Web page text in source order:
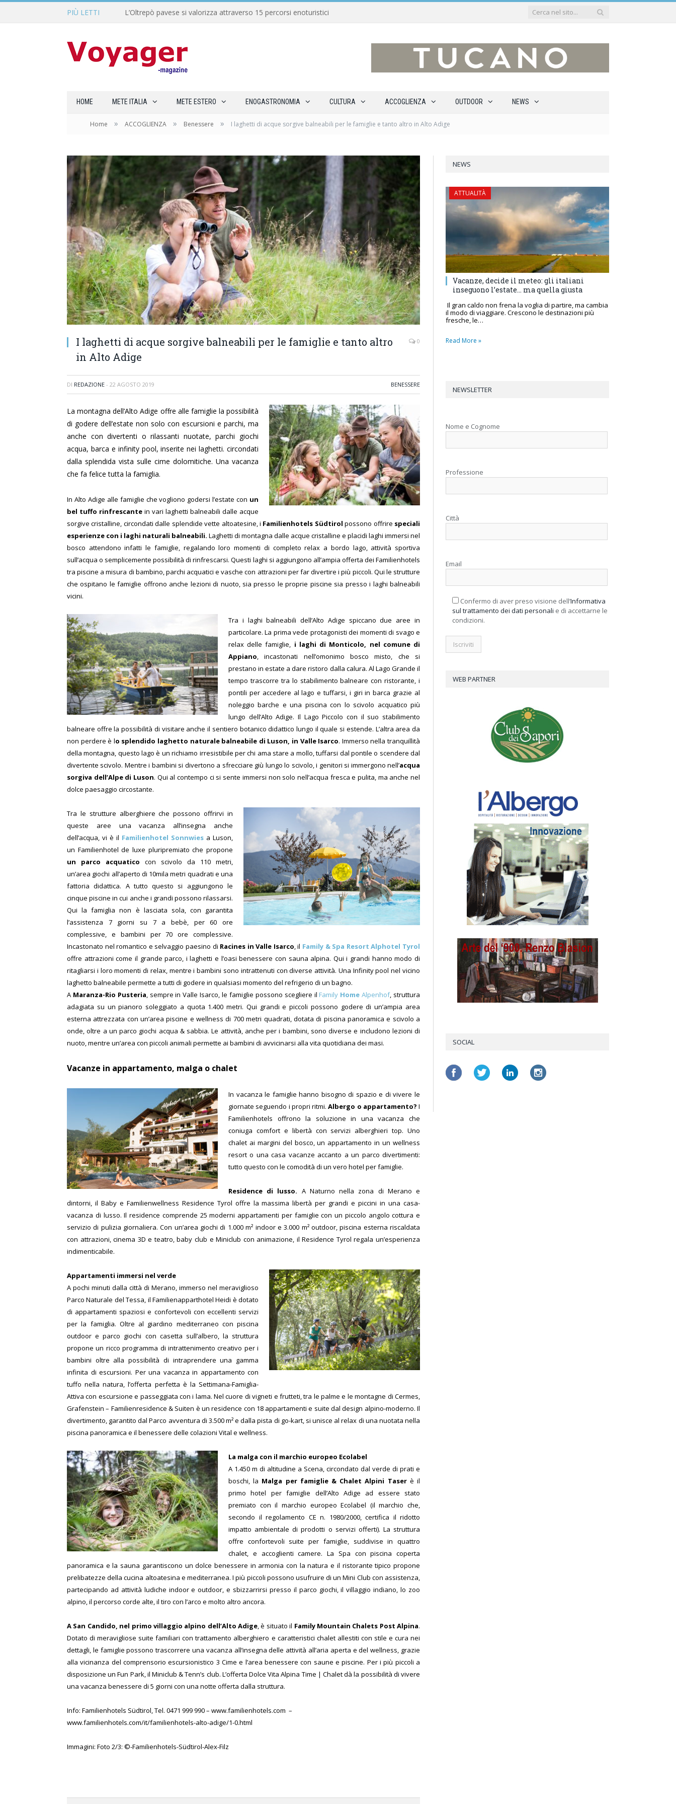
PIÙ LETTI L’Oltrepò pavese si valorizza attraverso 15 percorsi enoturistici
HOME METE ITALIA METE ESTERO ENOGASTRONOMIA CULTURA ACCOGLIENZA OUTDOOR NEWS
Home » ACCOGLIENZA » Benessere » I laghetti di acque sorgive balneabili per le famiglie e tanto altro in Alto Adige
I laghetti di acque sorgive balneabili per le famiglie e tanto altro
in Alto Adige
0
DI REDAZIONE - 22 AGOSTO 2019 BENESSERE
La montagna dell’Alto Adige offre alle famiglie la possibilità
di godere dell’estate non solo con escursioni e parchi, ma
anche con divertenti o rilassanti nuotate, parchi giochi
acqua, barca e infinity pool, inserite nei laghetti. circondati
dalla splendida vista sulle cime dolomitiche. Una vacanza
che fa felice tutta la famiglia.
In Alto Adige alle famiglie che vogliono godersi l’estate con un
bel tuffo rinfrescante in vari laghetti balneabili dalle acque
sorgive cristalline, circondati dalle splendide vette altoatesine, i Familienhotels Südtirol possono offrire speciali
esperienze con i laghi naturali balneabili. Laghetti di montagna dalle acque cristalline e placidi laghi immersi nel
bosco attendono infatti le famiglie, regalando loro momenti di completo relax a bordo lago, attività sportiva
sull’acqua o semplicemente possibilità di rinfrescarsi. Questi laghi si aggiungono all’ampia offerta dei Familienhotels
tra piscine a misura di bambino, parchi acquatici e vasche con attrazioni per far divertire i più piccoli. Qui le strutture
che ospitano le famiglie offrono anche lezioni di nuoto, sia presso le proprie piscine sia presso i laghi balneabili
vicini.
Tra i laghi balneabili dell’Alto Adige spiccano due aree in
particolare. La prima vede protagonisti dei momenti di svago e
relax delle famiglie, i laghi di Monticolo, nel comune di
Appiano, incastonati nell’omonimo bosco misto, che si
prestano in estate a dare ristoro dalla calura. Al Lago Grande il
tempo trascorre tra lo stabilimento balneare con ristorante, i
pontili per accedere al lago e tuffarsi, i giri in barca grazie al
noleggio barche e una piscina con lo scivolo acquatico più
lungo dell’Alto Adige. Il Lago Piccolo con il suo stabilimento
balneare offre la possibilità di visitare anche il sentiero botanico didattico lungo il quale si estende. L’altra area da
non perdere è lo splendido laghetto naturale balneabile di Luson, in Valle Isarco. Immerso nella tranquillità
della montagna, questo lago è un richiamo irresistibile per chi ama stare a mollo, tuffarsi dal pontile o scendere dal
divertente scivolo. Mentre i bambini si divertono a sfrecciare giù lungo lo scivolo, i genitori si immergono nell’acqua
sorgiva dell’Alpe di Luson. Qui al contempo ci si sente immersi non solo nell’acqua fresca e pulita, ma anche nel
dolce paesaggio circostante.
Tra le strutture alberghiere che possono offrirvi in
queste aree una vacanza all’insegna anche
dell’acqua, vi è il Familienhotel Sonnwies a Luson,
un Familienhotel de luxe pluripremiato che propone
un parco acquatico con scivolo da 110 metri,
un’area giochi all’aperto di 10mila metri quadrati e una
fattoria didattica. A tutto questo si aggiungono le
cinque piscine in cui anche i grandi possono rilassarsi.
Qui la famiglia non è lasciata sola, con garantita
l’assistenza 7 giorni su 7 a bebè, per 60 ore
complessive, e bambini per 70 ore complessive.
Incastonato nel romantico e selvaggio paesino di Racines in Valle Isarco, il Family & Spa Resort Alphotel Tyrol
offre attrazioni come il grande parco, i laghetti e l’oasi benessere con sauna alpina. Qui i grandi hanno modo di
ritagliarsi i loro momenti di relax, mentre i bambini sono intrattenuti con diverse attività. Una Infinity pool nel vicino
laghetto balneabile permette a tutti di godere in qualsiasi momento del refrigerio di un bagno.
A Maranza-Rio Pusteria, sempre in Valle Isarco, le famiglie possono scegliere il Family Home Alpenhof, struttura
adagiata su un pianoro soleggiato a quota 1.400 metri. Qui grandi e piccoli possono godere di un’ampia area
esterna attrezzata con un’area piscine e wellness di 700 metri quadrati, dotata di piscina panoramica e scivolo a
onde, oltre a un parco giochi acqua & sabbia. Le attività, anche per i bambini, sono diverse e includono lezioni di
nuoto, mentre un’area con piccoli animali permette ai bambini di avvicinarsi alla vita quotidiana dei masi.
Vacanze in appartamento, malga o chalet
In vacanza le famiglie hanno bisogno di spazio e di vivere le
giornate seguendo i propri ritmi.Albergo o appartamento? I
Familienhotels offrono la soluzione in una vacanza che
coniuga comfort e libertà con servizi alberghieri top. Uno
chalet ai margini del bosco, un appartamento in un wellness
resort o una casa vacanze accanto a un parco divertimenti:
tutto questo con le comodità di un vero hotel per famiglie.
Residence di lusso. A Naturno nella zona di Merano e
dintorni, il Baby e Familienwellness Residence Tyrol offre la massima libertà per grandi e piccini in una casa-
vacanza di lusso. Il residence comprende 25 moderni appartamenti per famiglie con un piccolo angolo cottura e
servizio di pulizia giornaliera. Con un’area giochi di 1.000 m² indoor e 3.000 m² outdoor, piscina esterna riscaldata
con attrazioni, cinema 3D e teatro, baby club e Miniclub con animazione, il Residence Tyrol regala un’esperienza
indimenticabile.
Appartamenti immersi nel verde
A pochi minuti dalla città di Merano, immerso nel meraviglioso
Parco Naturale del Tessa, il Familienapparthotel Heidi è dotato
di appartamenti spaziosi e confortevoli con eccellenti servizi
per la famiglia. Oltre al giardino mediterraneo con piscina
outdoor e parco giochi con casetta sull’albero, la struttura
propone un ricco programma di intrattenimento creativo per i
bambini oltre alla possibilità di intraprendere una gamma
infinita di escursioni. Per una vacanza in appartamento con
tuffo nella natura, l’offerta perfetta è la Settimana-Famiglia-
Attiva con escursione e passeggiata con i lama.Nel cuore di vigneti e frutteti, tra le palme e le montagne di Cermes,
Grafenstein – Familienresidence & Suiten è un residence con 18 appartamenti e suite dal design alpino-moderno. Il
divertimento, garantito dal Parco avventura di 3.500 m² e dalla pista di go-kart, si unisce al relax di una nuotata nella
piscina panoramica e il benessere delle colazioni Vital e wellness.
La malga con il marchio europeo Ecolabel
A 1.450 m di altitudine a Scena, circondato dal verde di prati e
boschi, la Malga per famiglie & Chalet Alpini Taserè il
primo hotel per famiglie dell’Alto Adige ad essere stato
premiato con il marchio europeo Ecolabel (il marchio che,
secondo il regolamento CE n. 1980/2000, certifica il ridotto
impatto ambientale di prodotti o servizi offerti). La struttura
offre confortevoli suite per famiglie, suddivise in quattro
chalet, e accoglienti camere. La Spa con piscina coperta
panoramica e la sauna garantiscono un dolce benessere in armonia con la natura e il ristorante tipico propone
prelibatezze della cucina altoatesina e mediterranea. I più piccoli possono usufruire di un Mini Club con assistenza,
partecipando ad attività ludiche indoor e outdoor, e sbizzarrirsi presso il parco giochi, il villaggio indiano, lo zoo
alpino, il percorso corde alte, il tiro con l’arco e molto altro ancora.
A San Candido, nel primo villaggio alpino dell’Alto Adige, è situato il Family Mountain Chalets Post Alpina.
Dotato di meravigliose suite familiari con trattamento alberghiero e caratteristici chalet allestiti con stile e cura nei
dettagli, le famiglie possono trascorrere una vacanza all’insegna delle attività all’aria aperta e del wellness, grazie
alla vicinanza del comprensorio escursionistico 3 Cime e l’area benessere con saune e piscine. Per i più piccoli a
disposizione un Fun Park, il Miniclub & Tenn’s club. L’offerta Dolce Vita Alpina Time | Chalet dà la possibilità di vivere
una vacanza benessere di 5 giorni con una notte offerta dalla struttura.
Info: Familienhotels Südtirol, Tel. 0471 999 990 – www.familienhotels.com –
www.familienhotels.com/it/familienhotels-alto-adige/1-0.html
Immagini: Foto 2/3: ©-Familienhotels-Südtirol-Alex-Filz
NEWS
ATTUALITÀ
Vacanze, decide il meteo: gli italiani
inseguono l’estate… ma quella giusta
Il gran caldo non frena la voglia di partire, ma cambia
il modo di viaggiare. Crescono le destinazioni più
fresche, le…
Read More »
NEWSLETTER
Nome e Cognome
Professione
Città
Email
Confermo di aver preso visione dell’Informativa
sul trattamento dei dati personali e di accettarne le
condizioni.
WEB PARTNER
SOCIAL